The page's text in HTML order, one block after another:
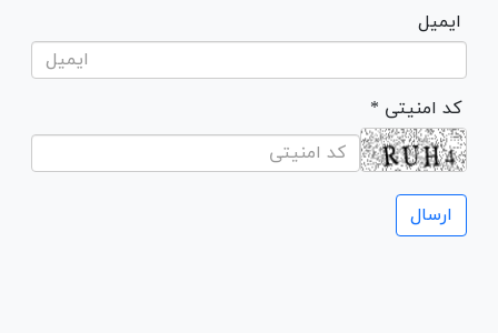
ایمیل
* کد امنیتی